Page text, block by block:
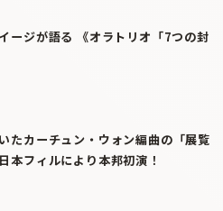
ージが語る 《オラトリオ「7つの封
たカーチュン・ウォン編曲の「展覧
本フィルにより本邦初演！